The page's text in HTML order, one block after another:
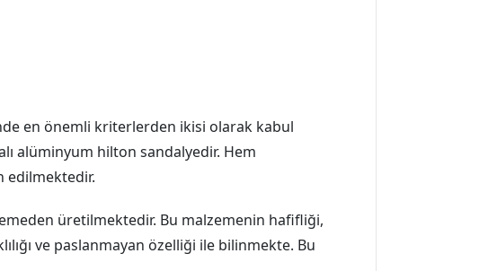
en önemli kriterlerden ikisi olarak kabul
alüminyum hilton sandalyedir. Hem
edilmektedir.
üretilmektedir. Bu malzemenin hafifliği,
ve paslanmayan özelliği ile bilinmekte. Bu